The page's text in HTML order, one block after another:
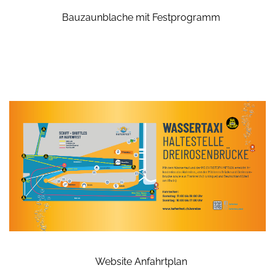
Bauzaunblache mit Festprogramm
Website Anfahrtplan